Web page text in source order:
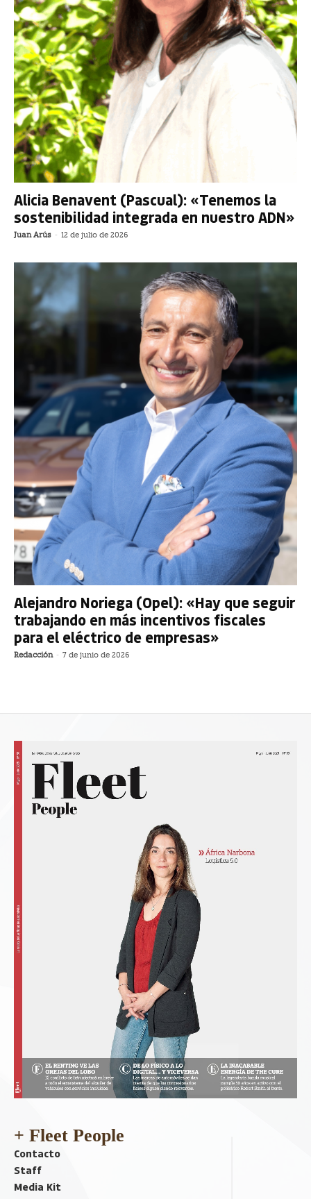
Alicia Benavent (Pascual): «Tenemos la
sostenibilidad integrada en nuestro ADN»
Juan Arús - 12 de julio de 2026
Alejandro Noriega (Opel): «Hay que seguir
trabajando en más incentivos fiscales
para el eléctrico de empresas»
Redacción - 7 de junio de 2026
+ Fleet People
Contacto
Staff
Media Kit